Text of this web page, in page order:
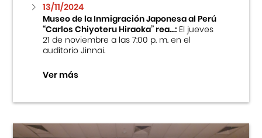
Fondo Editorial
Teatro Peruano Japonés
13/11/2024
Museo de la Inmigración Japonesa al Perú
“Carlos Chiyoteru Hiraoka” rea...:El jueves
21 de noviembre a las 7:00 p. m. en el
auditorio Jinnai.
Ver más